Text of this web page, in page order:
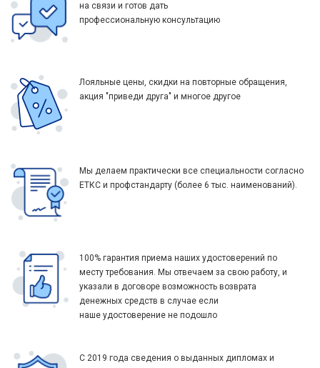
на связи и готов дать
профессиональную консультацию
Лояльные цены, скидки на повторные обращения,
акция "приведи друга" и многое другое
Мы делаем практически все специальности согласно
ЕТКС и профстандарту (более 6 тыс. наименований).
100% гарантия приема наших удостоверений по
месту требования. Мы отвечаем за свою работу, и
указали в договоре возможность возврата
денежных средств в случае если
наше удостоверение не подошло
С 2019 года сведения о выданных дипломах и